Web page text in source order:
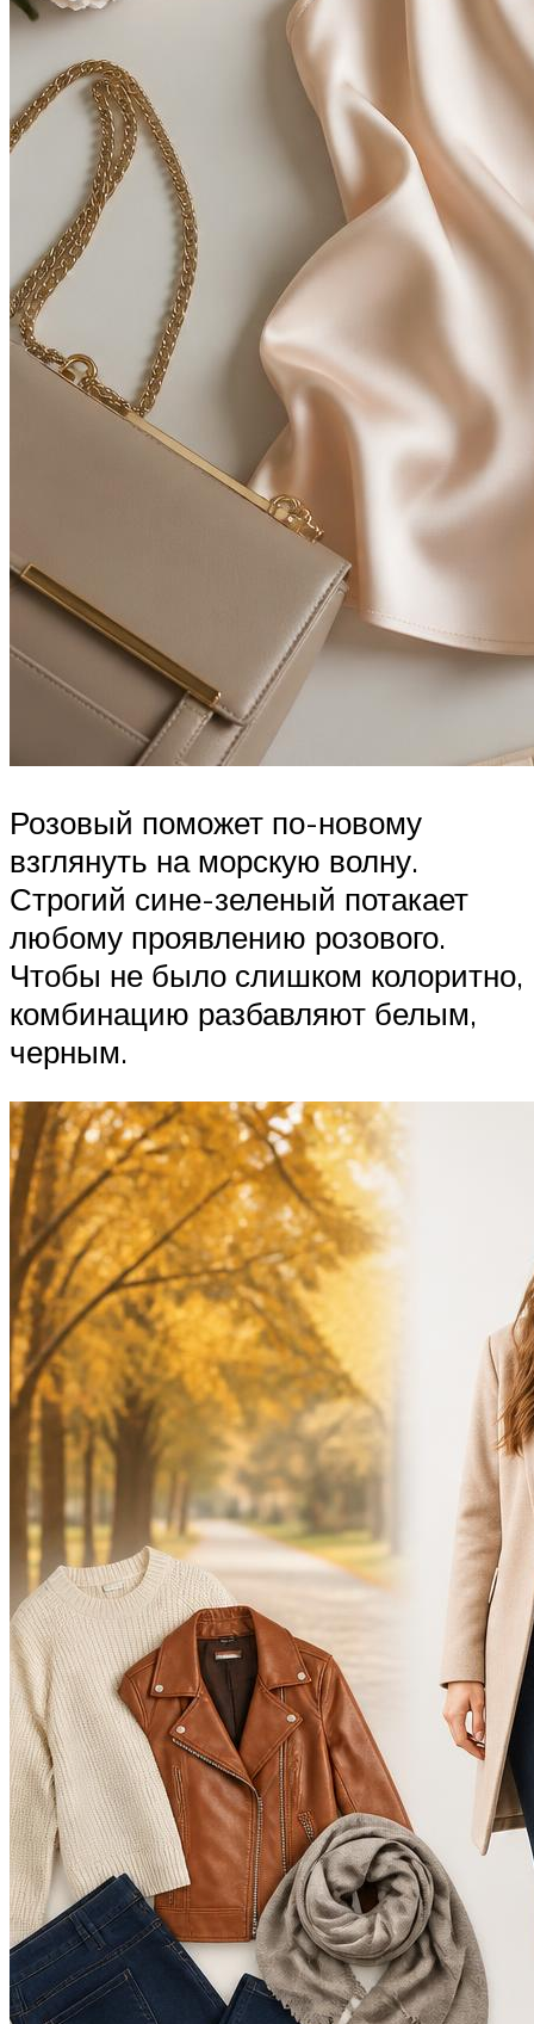
Розовый поможет по-новому
взглянуть на морскую волну.
Строгий сине-зеленый потакает
любому проявлению розового.
Чтобы не было слишком колоритно,
комбинацию разбавляют белым,
черным.